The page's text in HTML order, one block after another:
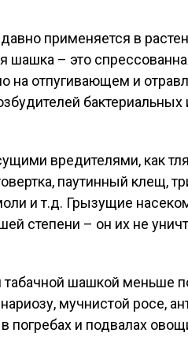
применяется в
шашка – это
на отпугивающем и
бактериальных
вредителями, как
паутинный клещ,
и т.д. Грызущие
степени – он их не
табачной шашкой меньше
мучнистой росе,
погребах и подвалах